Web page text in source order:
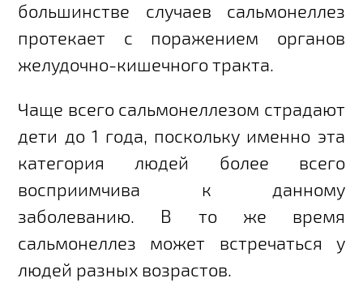
большинстве случаев сальмонеллез
протекает с поражением органов
желудочно-кишечного тракта.
Чаще всего сальмонеллезом страдают
дети до 1 года, поскольку именно эта
категория людей более всего
восприимчива к данному
заболеванию. В то же время
сальмонеллез может встречаться у
людей разных возрастов.